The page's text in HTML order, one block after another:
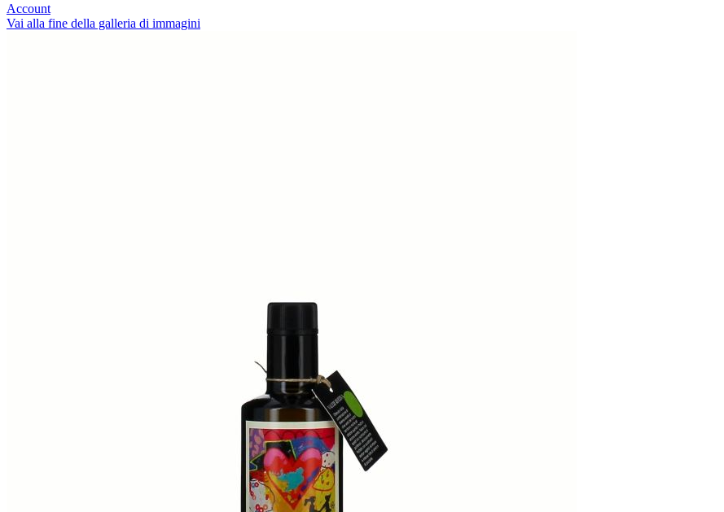
Account
Vai alla fine della galleria di immagini